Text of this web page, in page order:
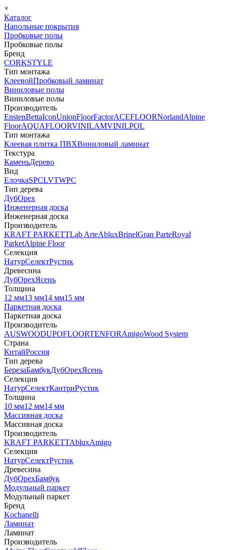
×
Каталог
Напольные покрытия
Пробковые полы
Пробковые полы
Бренд
CORKSTYLE
Тип монтажа
КлеевойПробковый ламинат
Виниловые полы
Виниловые полы
Производитель
EnstenBettaIconUnionFloorFactorACEFLOORNorlandAlpine
FloorAQUAFLOORVINILAMVINILPOL
Тип монтажа
Клеевая плитка ПВХВиниловый ламинат
Текстура
КаменьДерево
Вид
ЕлочкаSPCLVTWPC
Тип дерева
ДубОрех
Инженерная доска
Инженерная доска
Производитель
KRAFT PARKETTLab ArteAbluxBrinelGran ParteRoyal
ParketAlpine Floor
Селекция
НатурСелектРустик
Древесина
ДубОрехЯсень
Толщина
12 мм13 мм14 мм15 мм
Паркетная доска
Паркетная доска
Производитель
AUSWOODUPOFLOORTENFORAmigoWood System
Страна
КитайРоссия
Тип дерева
БерезаБамбукДубОрехЯсень
Селекция
НатурСелектКантриРустик
Толщина
10 мм12 мм14 мм
Массивная доска
Массивная доска
Производитель
KRAFT PARKETTAbluxAmigo
Селекция
НатурСелектРустик
Древесина
ДубОрехБамбук
Модульный паркет
Модульный паркет
Бренд
Kochanelli
Ламинат
Ламинат
Производитель